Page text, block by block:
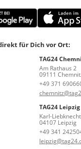
für Dich vor Ort:
TAG24
Am Rathaus 2
09111
+49 371
TAG24 Leipzig
Karl-
04107 Leipzig
+49 341